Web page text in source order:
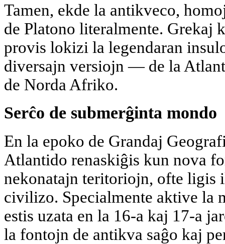
Tamen, ekde la antikveco,
de Platono literalmente. Grekaj
provis lokizi la legendaran
diversajn versiojn — de la
de Norda Afriko.
Serĉo de submerĝinta mondo
En la epoko de Grandaj
Atlantido renaskiĝis kun nova
nekonatajn teritoriojn, ofte ligis
civilizo. Specialmente aktive la
estis uzata en la 16-a kaj 17-a
la fontojn de antikva saĝo kaj